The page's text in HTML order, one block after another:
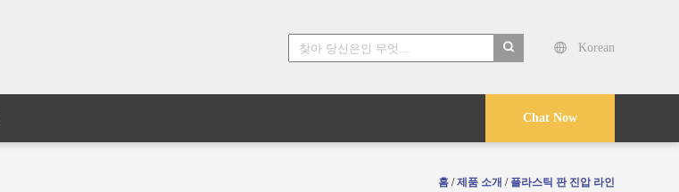
Korean
Chat Now
홈 /제품 소개 / 플라스틱 판 진압 라인